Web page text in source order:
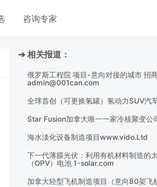
咨询专家
员 本周活动 8月 3日-8 Aug.
➔ 相关报道：
俄罗斯工程院 项目-意向对接的城市 招
admin@001can.com
全球首创（可更换氢罐）氢动力SUV汽
Star Fusion加拿大唯一一家冷核聚变公
海水淡化设备制造项目www.vido.Ltd
下一代薄膜光伏：利用有机材料制造的
（OPV）电池 1-solar.com
加拿大轻型飞机制造项目（意向80架飞